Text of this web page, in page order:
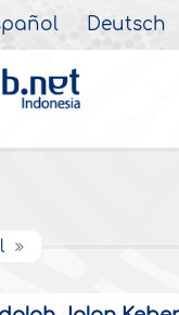
Deutsch